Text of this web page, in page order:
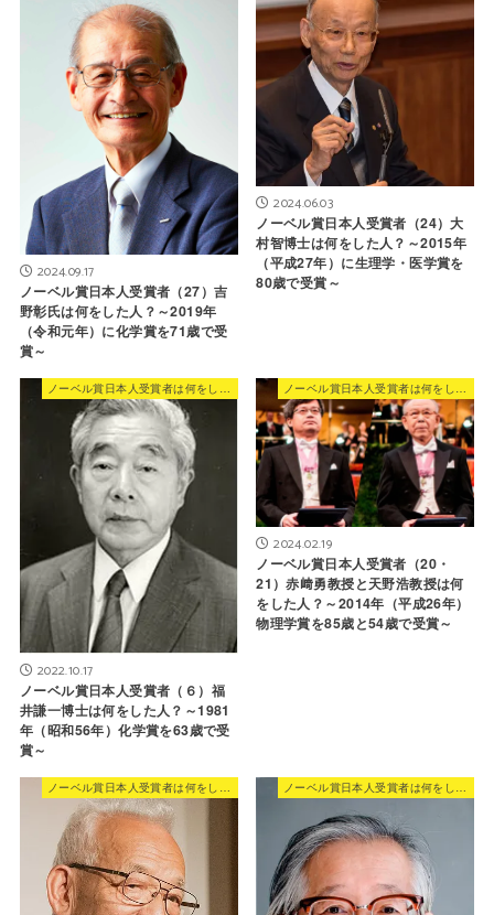
2024.09.17
ノーベル賞日本人受賞者（27）吉
野彰氏は何をした人？～2019年
（令和元年）に化学賞を71歳で受
賞～
2024.06.03
ノーベル賞日本人受賞者（24）大
村智博士は何をした人？～2015年
（平成27年）に生理学・医学賞を
80歳で受賞～
ノーベル賞日本人受賞者は何をした人？
2022.10.17
ノーベル賞日本人受賞者（６）福
井謙一博士は何をした人？～1981
年（昭和56年）化学賞を63歳で受
賞～
ノーベル賞日本人受賞者は何をした人？
2024.02.19
ノーベル賞日本人受賞者（20・
21）赤﨑勇教授と天野浩教授は何
をした人？～2014年（平成26年）
物理学賞を85歳と54歳で受賞～
ノーベル賞日本人受賞者は何をした人？ ノーベル賞日本人受賞者は何をした人？